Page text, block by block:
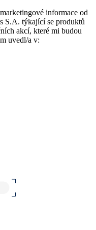
informace od
S.A. týkající se produktů
akcí, které mi budou
uvedl/a v: